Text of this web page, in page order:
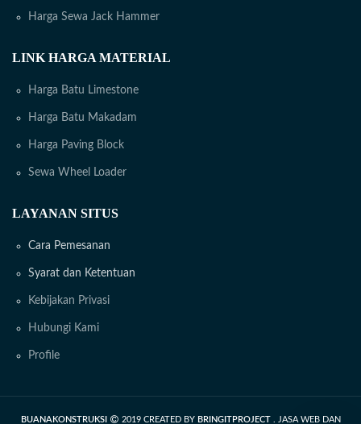
Harga Sewa Jack Hammer
LINK HARGA MATERIAL
Harga Batu Limestone
Harga Batu Makadam
Harga Paving Block
Sewa Wheel Loader
LAYANAN SITUS
Cara Pemesanan
Syarat dan Ketentuan
Kebijakan Privasi
Hubungi Kami
Profile
BUANAKONSTRUKSI 2019 CREATED BY BRINGITPROJECT . JASA WEB DAN